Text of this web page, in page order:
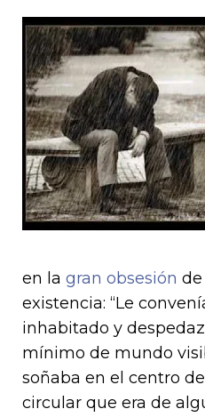
en la gran obsesión
existencia: “Le
inhabitado y
mínimo de mundo
soñaba en el centro
circular que era de